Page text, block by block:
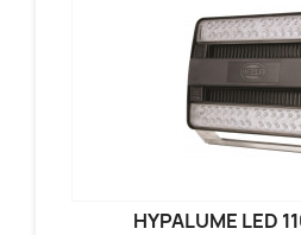
HYPALUME LED